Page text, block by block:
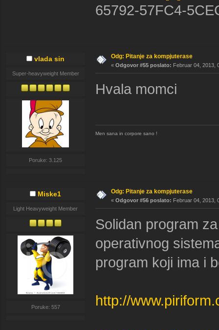
65792-57FC4-
vlada sin
Super-heavyweight Member
Poruke: 3.125
Odg: Pitanje za kompjuterase
« Odgovor #55 poslato: Februar 04, 2013,
Hvala momci
Men sana in corpore sano !
Miske1
Light Heavyweight Member
Poruke: 557
Odg: Pitanje za kompjuterase
« Odgovor #56 poslato: Februar 04, 2013,
Solidan program
operativnog
program koji ima i
http://